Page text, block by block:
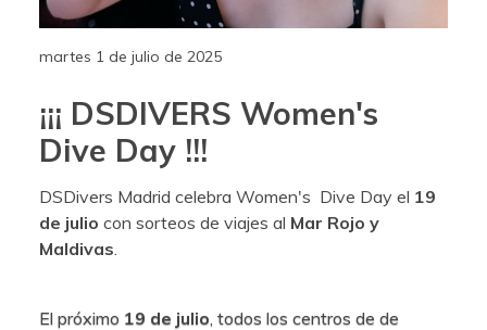
martes 1 de julio de 2025
¡¡¡ DSDIVERS Women's
Dive Day !!!
DSDivers Madrid celebra Women's Dive Day el 19
de julio con sorteos de viajes al Mar Rojo y
Maldivas
El próximo 19 de julio , todos los centros de de